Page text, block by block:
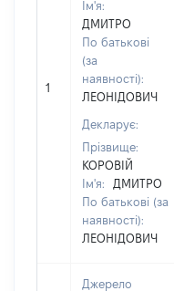
1
Ім'я:
ДМИТРО
По батькові
(за
наявності):
ЛЕОНІДОВИЧ
Декларує:
Прізвище:
КОРОВІЙ
Ім'я:
ДМИТРО
По батькові (за
наявності):
ЛЕОНІДОВИЧ
Джерело